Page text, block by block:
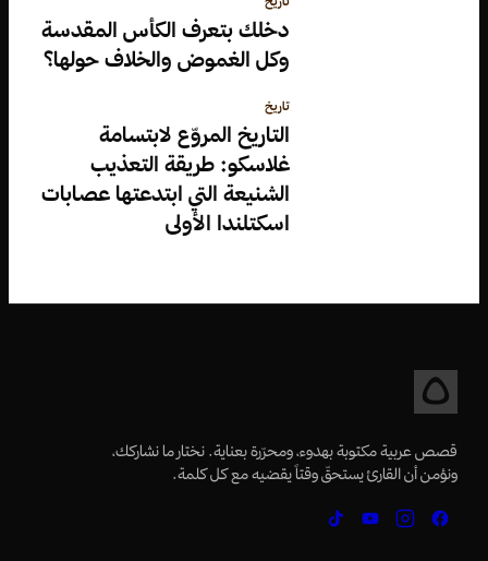
دخلك بتعرف الكأس المقدسة
وكل الغموض والخلاف حولها؟
تاريخ
التاريخ المروّع لابتسامة
غلاسكو: طريقة التعذيب
الشنيعة التي ابتدعتها عصابات
اسكتلندا الأولى
قصص عربية مكتوبة بهدوء، ومحرّرة بعناية. نختار ما نشاركك،
ونؤمن أن القارئ يستحقّ وقتاً يقضيه مع كل كلمة.